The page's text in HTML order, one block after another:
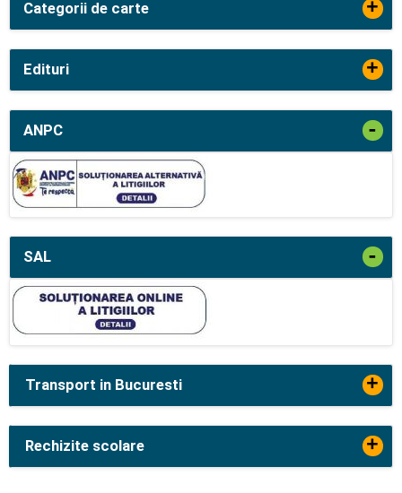
Categorii de carte +
Edituri +
ANPC -
SAL -
Transport in Bucuresti +
Rechizite scolare +